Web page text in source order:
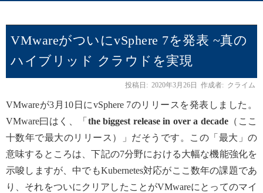
VMwareがついにvSphere 7を発表 ~真の
ハイブリッド クラウドを実現
投稿日: 2020年3月26日 作成者: クライム
VMwareが3月10日にvSphere 7のリリースを発表しました。
VMware曰はく、「 the biggest release in over a decade（ここ
十数年で最大のリリース）」だそうです。この「最大」の
意味するところは、下記の7分野における大幅な機能強化を
示唆しますが、中でもKubernetes対応がここ数年の課題であ
り、それをついにクリアしたことがVMwareにとってのマイ